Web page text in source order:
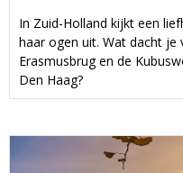
In Zuid-Holland kijkt een
haar ogen uit. Wat dacht
Erasmusbrug en de
Den Haag?